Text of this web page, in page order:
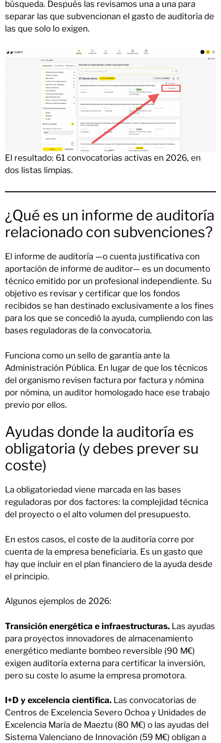
búsqueda. Después las revisamos una a una para
separar las que subvencionan el gasto de auditoría de
las que solo lo exigen.
El resultado: 61 convocatorias activas en 2026, en
dos listas limpias.
¿Qué es un informe de auditoría
relacionado con subvenciones?
El informe de auditoría —o cuenta justificativa con
aportación de informe de auditor— es un documento
técnico emitido por un profesional independiente. Su
objetivo es revisar y certificar que los fondos
recibidos se han destinado exclusivamente a los fines
para los que se concedió la ayuda, cumpliendo con las
bases reguladoras de la convocatoria.
Funciona como un sello de garantía ante la
Administración Pública. En lugar de que los técnicos
del organismo revisen factura por factura y nómina
por nómina, un auditor homologado hace ese trabajo
previo por ellos.
Ayudas donde la auditoría es
obligatoria (y debes prever su
coste)
La obligatoriedad viene marcada en las bases
reguladoras por dos factores: la complejidad técnica
del proyecto o el alto volumen del presupuesto.
En estos casos, el coste de la auditoría corre por
cuenta de la empresa beneficiaria. Es un gasto que
hay que incluir en el plan financiero de la ayuda desde
el principio.
Algunos ejemplos de 2026:
Transición energética e infraestructuras. Las ayudas
para proyectos innovadores de almacenamiento
energético mediante bombeo reversible (90 M€)
exigen auditoría externa para certificar la inversión,
pero su coste lo asume la empresa promotora.
I+D y excelencia científica. Las convocatorias de
Centros de Excelencia Severo Ochoa y Unidades de
Excelencia María de Maeztu (80 M€) o las ayudas del
Sistema Valenciano de Innovación (59 M€) obligan a